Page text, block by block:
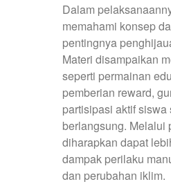
Dalam
memahami konsep
pentingnya
Materi disampaikan
seperti permainan
pemberian reward,
partisipasi aktif
berlangsung. Melalui
diharapkan dapat
dampak perilaku
dan perubahan iklim.